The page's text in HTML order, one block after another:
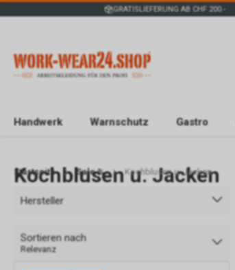
GRATISLIEFERUNG AB CHF 200.-
Handwerk Warnschutz Gastro
Startseite Sale % Kochblusen u. Jacken
Kochblusen u. Jacken
Hersteller
Sortieren nach
Relevanz